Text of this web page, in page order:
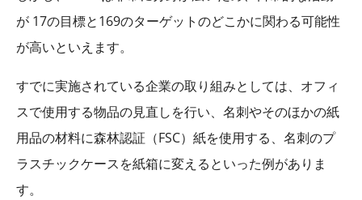
が 17の目標と169のターゲットのどこかに関わる可能性
が高いといえます。
すでに実施されている企業の取り組みとしては、オフィ
スで使用する物品の見直しを行い、名刺やそのほかの紙
用品の材料に森林認証（FSC）紙を使用する、名刺のプ
ラスチックケースを紙箱に変えるといった例がありま
す。